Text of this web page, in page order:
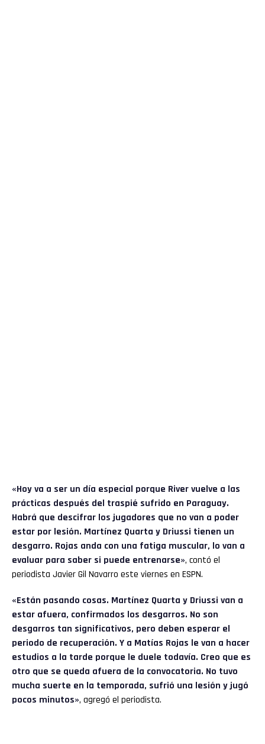
«Hoy va a ser un día especial porque River vuelve a las
prácticas después del traspié sufrido en Paraguay.
Habrá que descifrar los jugadores que no van a poder
estar por lesión. Martínez Quarta y Driussi tienen un
desgarro. Rojas anda con una fatiga muscular, lo van a
evaluar para saber si puede entrenarse», contó el
periodista Javier Gil Navarro este viernes en ESPN.
«Están pasando cosas. Martínez Quarta y Driussi van a
estar afuera, confirmados los desgarros. No son
desgarros tan significativos, pero deben esperar el
periodo de recuperación. Y a Matías Rojas le van a hacer
estudios a la tarde porque le duele todavía. Creo que es
otro que se queda afuera de la convocatoria. No tuvo
mucha suerte en la temporada, sufrió una lesión y jugó
pocos minutos», agregó el periodista.